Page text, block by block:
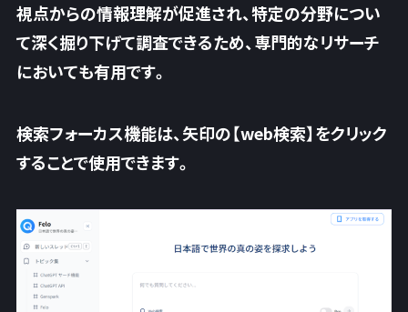
視点からの情報理解が促進され、特定の分野につい
て深く掘り下げて調査できるため、専門的なリサーチ
においても有用です。
検索フォーカス機能は、矢印の【web検索】をクリック
することで使用できます。